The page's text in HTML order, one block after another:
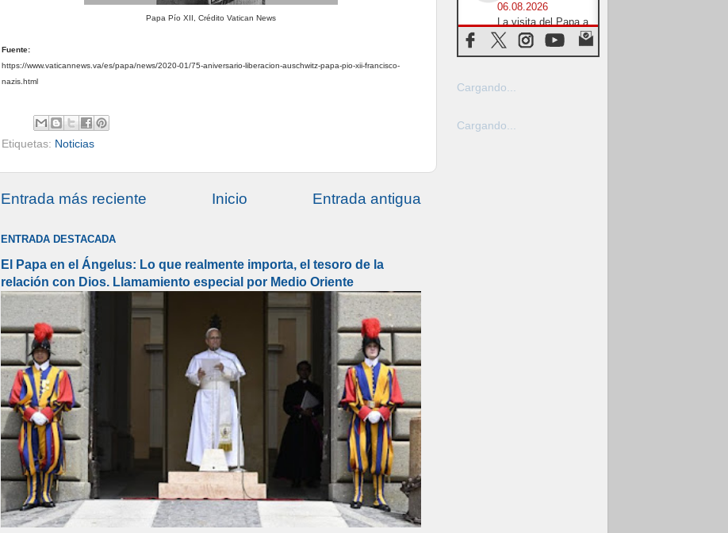
Papa Pío XII, Crédito Vatican News
Fuente:
https://www.vaticannews.va/es/papa/news/2020-01/75-aniversario-liberacion-auschwitz-papa-pio-xii-francisco-
nazis.html
Etiquetas: Noticias
Entrada más reciente Entrada antigua
Inicio
ENTRADA DESTACADA
El Papa en el Ángelus: Lo que realmente importa, el tesoro de la
relación con Dios. Llamamiento especial por Medio Oriente
06.08.2026
La visita del Papa a
Perú será un tiempo
de gracia
reconciliación y
06.08.2026
León a Argentina es
Cargando...
Cargando...